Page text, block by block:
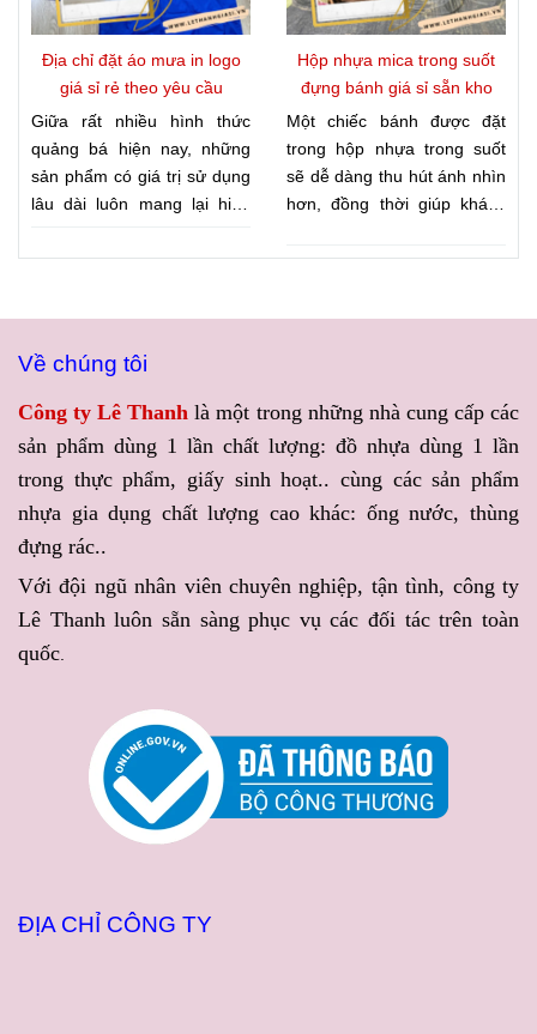
một đối tác uy tín chuyên
cung cấp can nhựa giá sỉ,
can nhựa HDPE, can nhựa
đựng thực phẩm với nhiều
dung tích, Công ty Lê Thanh
là lựa chọn được nhiều đại
lý, doanh nghiệp và cơ sở
GIÁ SỈ RẺ TẬN XƯỞNG
KHI MUA TÚI CHỮ T ĐỰNG
LY TRÀ SỮA, CÀ PHÊ,
vừa sở hữu nguồn bao bì
chất lượng, vừa chủ động tối
ưu chi phí kinh doanh.
Địa chỉ đặt áo mưa in logo
giá sỉ rẻ theo yêu cầu
Giữa rất nhiều hình thức
quảng bá hiện nay, những
sản phẩm có giá trị sử dụng
lâu dài luôn mang lại hiệu
Áo mưa in logo là một trong
cầu sử dụng, vừa giúp
hàng một cách tự nhiên. Để
doanh nghiệp hiện nay ưu
tiên lựa chọn đơn vị cung
ứng uy tín, có khả năng đáp
ứng dịch vụĐẶT ÁO MƯA
IN LOGO GIÁ SỈ RẺ THEO
YÊU CẦU
đồng đều và tiến độ đảm
bảo.
Hộp nhựa mica trong suốt
đựng bánh giá sỉ sẵn kho
Một chiếc bánh được đặt
trong hộp nhựa trong suốt
sẽ dễ dàng thu hút ánh nhìn
hơn, đồng thời giúp khách
sản phẩm mà không cần mở
nhiều cửa hàng chú trọng để
cần tìmHỘP NHỰA MICA
TRONG SUỐT ĐỰNG
BÁNH GIÁ SỈ SẴN KHO,
Công ty Lê Thanh sẽ mang
nguồn hàng luôn sẵn sàng
phục vụ.
Về chúng tôi
Công ty Lê Thanh là một trong những nhà cung cấp các
sản phẩm dùng 1 lần chất lượng: đồ nhựa dùng 1 lần
trong thực phẩm, giấy sinh hoạt.. cùng các sản phẩm
nhựa gia dụng chất lượng cao khác: ống nước, thùng
đựng rác..
Với đội ngũ nhân viên chuyên nghiệp, tận tình, công ty
Lê Thanh luôn sẵn sàng phục vụ các đối tác trên toàn
quốc.
ĐỊA CHỈ CÔNG TY